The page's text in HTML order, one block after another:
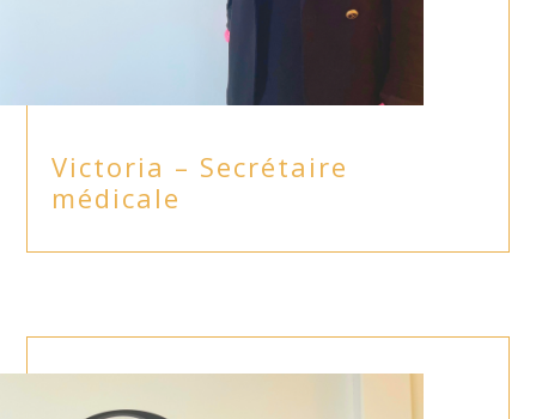
Victoria – Secrétaire
médicale